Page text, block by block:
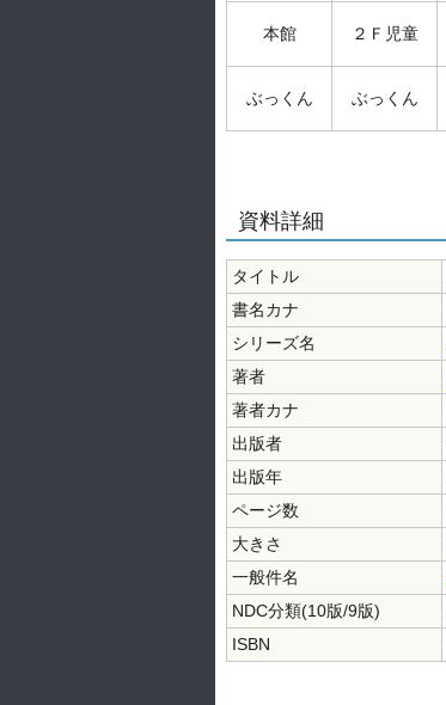
本館 ２Ｆ児童
ぶっくん ぶっくん
資料詳細
タイトル
書名カナ
シリーズ名
著者
著者カナ
出版者
出版年
ページ数
大きさ
一般件名
NDC分類(10版/9版)
ISBN